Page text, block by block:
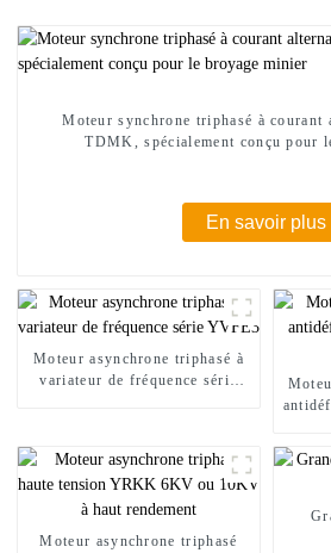
Moteur synchrone triphasé à courant
TDMK, spécialement conçu pour
En savoir plus
Moteur asynchrone triphasé à
variateur de fréquence série
Moteur asynchrone triphasé